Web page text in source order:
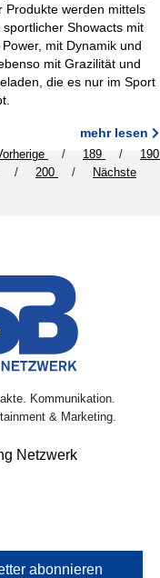
Produkte werden mittels
Showacts mit
mit Dynamik und
mit Grazilität und
die es nur im Sport
mehr lesen
189 190
200 Nächste
Kommunikation.
& Marketing.
Netzwerk
abonnieren